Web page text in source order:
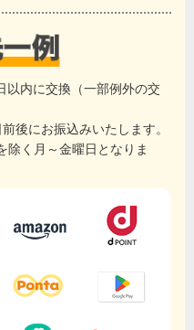
以内に交換（一部例外の交
後にお振込みいたします。
除く月～金曜日となりま